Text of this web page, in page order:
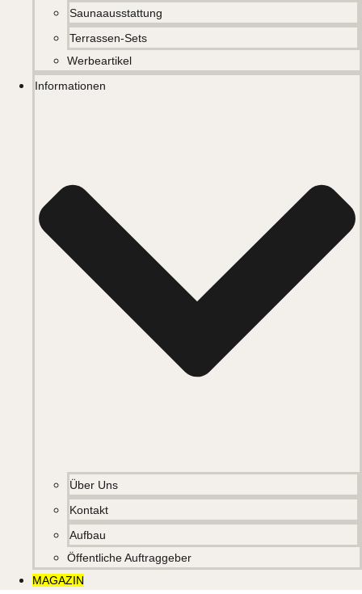
Saunaausstattung
Terrassen-Sets
Werbeartikel
Informationen
Über Uns
Kontakt
Aufbau
Öffentliche Auftraggeber
MAGAZIN